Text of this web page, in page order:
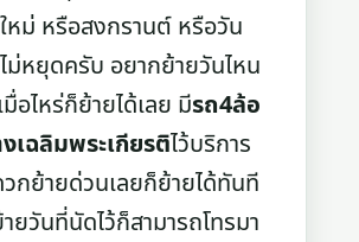
หม่ หรือสงกรานต์ หรือวัน
ม่หยุดครับ อยากย้ายวันไหน
อไหร่ก็ย้ายได้เลย มีรถ4ล้อ
เฉลิมพระเกียรติไว้บริการ
กย้ายด่วนเลยก็ย้ายได้ทันที
ยวันที่นัดไว้ก็สามารถโทรมา